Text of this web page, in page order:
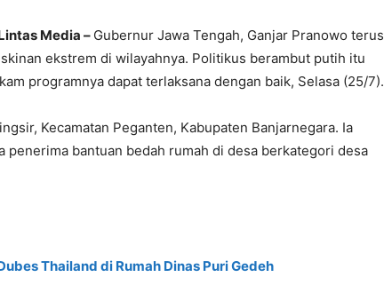
Media – Gubernur Jawa Tengah, Ganjar Pranowo terus
ekstrem di wilayahnya. Politikus berambut putih itu
programnya dapat terlaksana dengan baik, Selasa (25/7).
Kecamatan Peganten, Kabupaten Banjarnegara. Ia
penerima bantuan bedah rumah di desa berkategori desa
Thailand di Rumah Dinas Puri Gedeh